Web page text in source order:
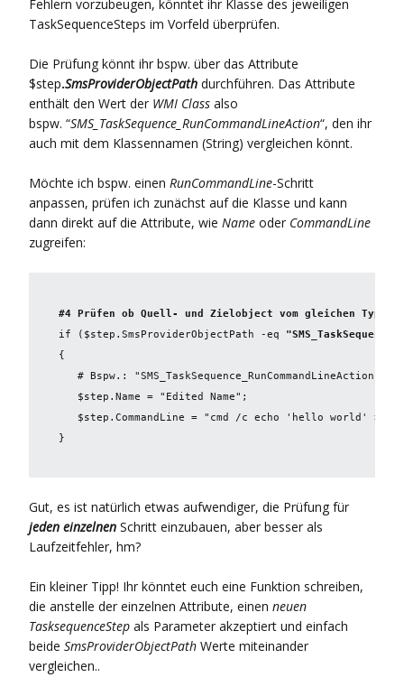
Fehlern vorzubeugen, könntet ihr Klasse des jeweiligen
TaskSequenceSteps im Vorfeld überprüfen.
Die Prüfung könnt ihr bspw. über das Attribute
$step.SmsProviderObjectPath durchführen. Das Attribute
enthält den Wert der WMI Class also
bspw. “SMS_TaskSequence_RunCommandLineAction“, den ihr
auch mit dem Klassennamen (String) vergleichen könnt.
Möchte ich bspw. einen RunCommandLine-Schritt
anpassen, prüfen ich zunächst auf die Klasse und kann
dann direkt auf die Attribute, wie Name oder CommandLine
zugreifen:
#4 Prüfen ob Quell- und Zielobject vom gleichen Typ sind
if ($step.SmsProviderObjectPath -eq
{
   # Bspw.: "SMS_TaskSequence_RunCommandLineAction"
   $step.Name = "Edited Name";
   $step.CommandLine = "
cmd /c echo 'hello world' >>
}
Gut, es ist natürlich etwas aufwendiger, die Prüfung für
jeden einzelnen Schritt einzubauen, aber besser als
Laufzeitfehler, hm?
Ein kleiner Tipp! Ihr könntet euch eine Funktion schreiben,
die anstelle der einzelnen Attribute, einen neuen
TasksequenceStep als Parameter akzeptiert und einfach
beide SmsProviderObjectPath Werte miteinander
vergleichen..